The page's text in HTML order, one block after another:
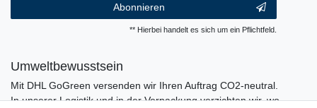
Abonnieren
** Hierbei handelt es sich um ein Pflichtfeld.
Umweltbewusstsein
Mit DHL GoGreen versenden wir Ihren Auftrag CO2-neutral.
In unserer Logistik und in der Verpackung verzichten wir, wo